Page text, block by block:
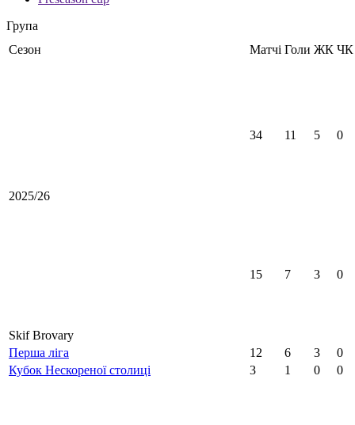
Група
Сезон
Матчі Голи ЖК ЧК
2025/26
34 11 5 0
Skif Brovary
15 7 3 0
Перша ліга 12 6 3
0
Кубок Нескореної столиці
3 1 0 0